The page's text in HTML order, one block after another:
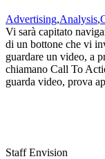
Advertising,Analysis,
Vi sarà capitato
di un bottone che vi
guardare un video, a
chiamano Call To
guarda video, prova
Staff Envision